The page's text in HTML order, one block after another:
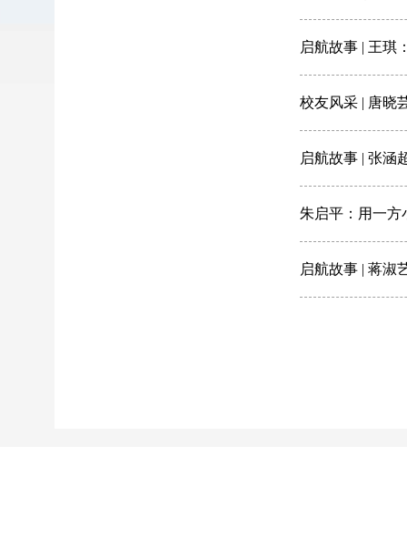
启航故事 | 王琪
校友风采 | 唐晓
启航故事 | 张涵
朱启平：用一方
启航故事 | 蒋淑